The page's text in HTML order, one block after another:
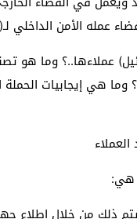
عمله الأمن الداخلي
عملاءها..؟ وما هو
وما هي إيجابيات
هي:
يتم ذلك من خلال اطلاع